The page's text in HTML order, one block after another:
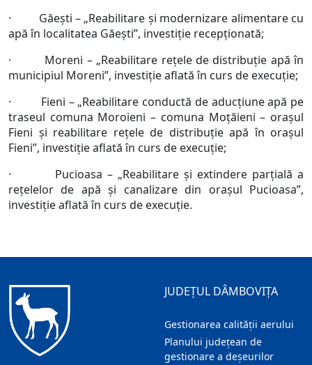
· Găești – „Reabilitare și modernizare alimentare cu
apă în localitatea Găești”, investiție recepționată;
· Moreni – „Reabilitare rețele de distribuție apă în
municipiul Moreni”, investiție aflată în curs de execuție;
· Fieni – „Reabilitare conductă de aducțiune apă pe
traseul comuna Moroieni – comuna Moțăieni – orașul
Fieni și reabilitare rețele de distribuție apă în orașul
Fieni”, investiție aflată în curs de execuție;
· Pucioasa – „Reabilitare și extindere parțială a
rețelelor de apă și canalizare din orașul Pucioasa”,
investiție aflată în curs de execuție.
JUDEȚUL DÂMBOVIȚA
Gestionarea calității aerului
Planului județean de
gestionare a deșeurilor